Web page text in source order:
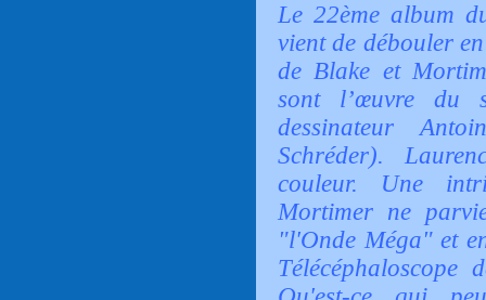
Le 22ème album
vient de débouler
de Blake et
sont l’œuvre du
dessinateur
Schréder).
couleur. Une
Mortimer ne
"l'Onde Méga" et
Télécéphaloscope